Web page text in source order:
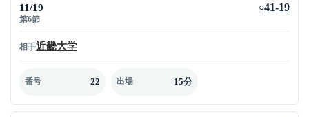
11/19
第6節
○41-19
相手近畿大学
番号 22 出場 15分